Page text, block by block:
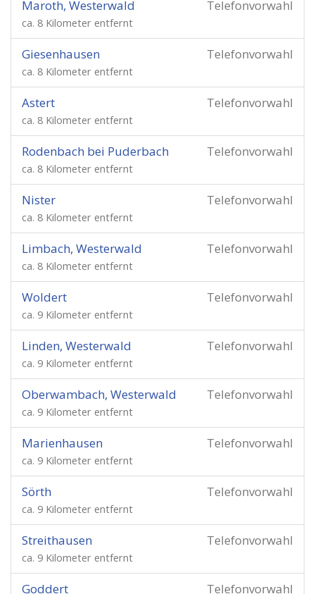
Telefonvorwahl
Maroth, Westerwald
ca. 8 Kilometer entfernt
Telefonvorwahl
Giesenhausen
ca. 8 Kilometer entfernt
Telefonvorwahl
Astert
ca. 8 Kilometer entfernt
Telefonvorwahl
Rodenbach bei Puderbach
ca. 8 Kilometer entfernt
Telefonvorwahl
Nister
ca. 8 Kilometer entfernt
Telefonvorwahl
Limbach, Westerwald
ca. 8 Kilometer entfernt
Telefonvorwahl
Woldert
ca. 9 Kilometer entfernt
Telefonvorwahl
Linden, Westerwald
ca. 9 Kilometer entfernt
Telefonvorwahl
Oberwambach, Westerwald
ca. 9 Kilometer entfernt
Telefonvorwahl
Marienhausen
ca. 9 Kilometer entfernt
Telefonvorwahl
Sörth
ca. 9 Kilometer entfernt
Telefonvorwahl
Streithausen
ca. 9 Kilometer entfernt
Telefonvorwahl
Goddert